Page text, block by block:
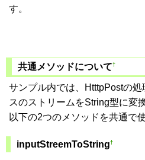
す。
共通メソッドについて†
サンプル内では、HtttpPostの
スのストリームをString型に変
以下の2つのメソッドを共通で
inputStreemToString†